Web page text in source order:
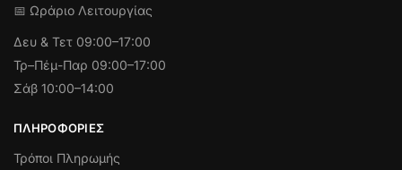
📅 Ωράριο Λειτουργίας
Δευ & Τετ 09:00–17:00
Τρ–Πέμ-Παρ 09:00–17:00
Σάβ 10:00–14:00
ΠΛΗΡΟΦΟΡΊΕΣ
Τρόποι Πληρωμής